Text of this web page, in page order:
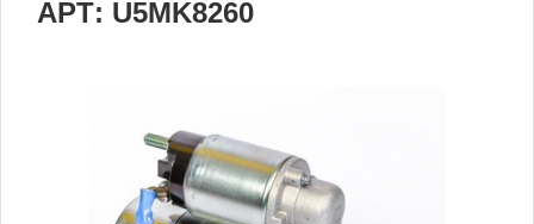
АРТ: U5MK8260